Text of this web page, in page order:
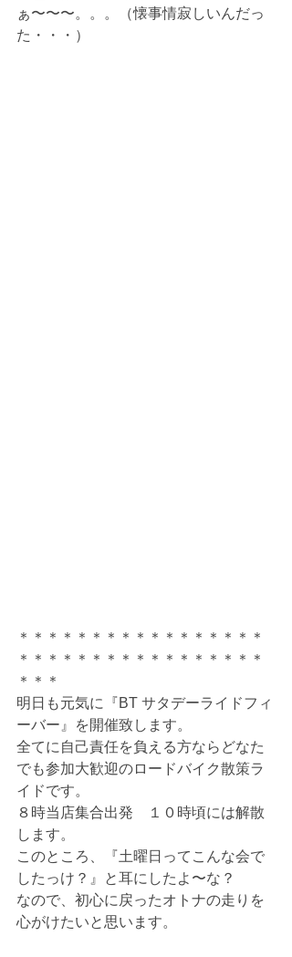
ぁ〜〜〜。。。（懐事情寂しいんだっ
た・・・）
＊＊＊＊＊＊＊＊＊＊＊＊＊＊＊＊＊
＊＊＊＊＊＊＊＊＊＊＊＊＊＊＊＊＊
＊＊＊
明日も元気に『BT サタデーライドフィ
ーバー』を開催致します。
全てに自己責任を負える方ならどなた
でも参加大歓迎のロードバイク散策ラ
イドです。
８時当店集合出発　１０時頃には解散
します。
このところ、『土曜日ってこんな会で
したっけ？』と耳にしたよ〜な？
なので、初心に戻ったオトナの走りを
心がけたいと思います。